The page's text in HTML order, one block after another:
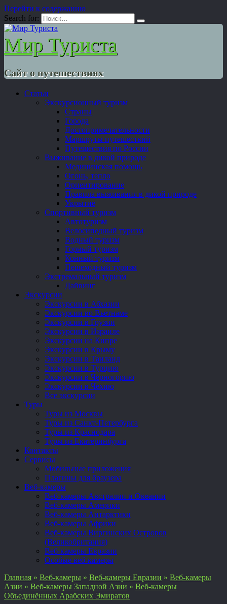
Перейти к содержанию
Search for:
Мир Туриста
Сайт о путешествиях
Статьи
Экскурсионный туризм
Страны
Города
Достопримечательности
Маршруты путешествий
Путешествия по России
Выживание в дикой природе
Медицинская помощь
Огонь, тепло
Ориентирование
Правила выживания в дикой природе
Укрытие
Спортивный туризм
Автотуризм
Велосипедный туризм
Водный туризм
Горный туризм
Конный туризм
Пешеходный туризм
Экстремальный туризм
Дайвинг
Экскурсии
Экскурсии в Абхазии
Экскурсии во Вьетнаме
Экскурсии в Грузии
Экскурсии в Израиле
Экскурсии на Кипре
Экскурсии в Крыму
Экскурсии в Таиланд
Экскурсии в Турцию
Экскурсии в Черногорию
Экскурсии в Чехию
Все экскурсии
Туры
Туры из Москвы
Туры из Санкт-Петербурга
Туры из Краснодара
Туры из Екатеринбурга
Контакты
Сервисы
Мобильные приложения
Плагины для браузера
Веб-камеры
Веб-камеры Австралии и Океании
Веб-камеры Америки
Веб-камеры Антарктики
Веб-камеры Африки
Веб-камеры Виргинских Островов
(Великобритания)
Веб-камеры Евразии
Особые веб-камеры
Главная » Веб-камеры » Веб-камеры Евразии » Веб-камеры
Азии » Веб-камеры Западной Азии » Веб-камеры
Объединённых Арабских Эмиратов